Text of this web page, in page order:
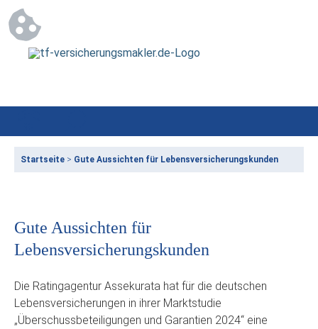
Startseite > Gute Aussichten für Lebensversicherungskunden
Gute Aussichten für
Lebensversicherungskunden
Die Ratingagentur Assekurata hat für die deutschen
Lebensversicherungen in ihrer Marktstudie
„Überschussbeteiligungen und Garantien 2024“ eine